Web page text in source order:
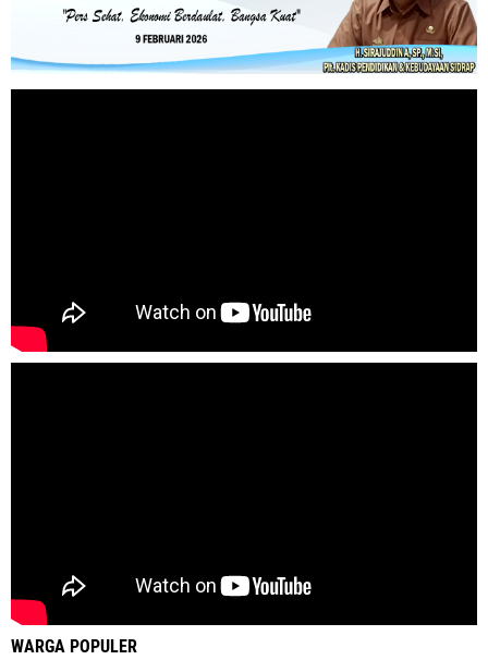
WARGA POPULER